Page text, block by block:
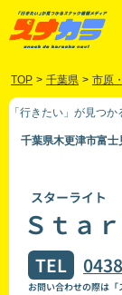
TOP > 千葉県 > 市原
「行きたい」が見つ
千葉県木更津市富士
スターライト
Ｓｔａ
TEL
お問い合わせの際は